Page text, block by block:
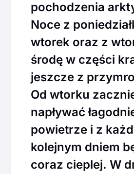
pochodzenia
Noce z
wtorek oraz z
środę w części
jeszcze z
Od wtorku
napływać
powietrze i z
kolejnym dniem
coraz cieplej. W